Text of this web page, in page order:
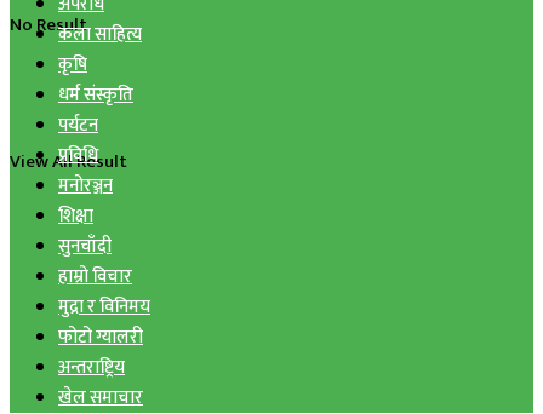
No Result
View All Result
कला साहित्य
कृषि
धर्म संस्कृति
पर्यटन
प्रविधि
मनोरञ्जन
शिक्षा
सुनचाँदी
हाम्रो विचार
मुद्रा र विनिमय
फोटो ग्यालरी
अन्तराष्ट्रिय
खेल समाचार